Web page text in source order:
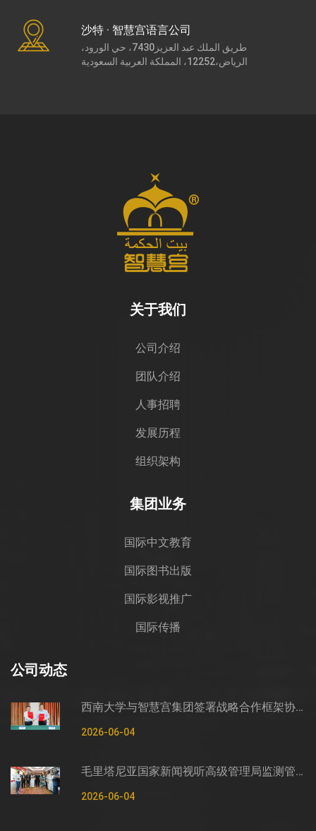
沙特 · 智慧宫语言公司
طريق الملك عبد العزيز7430، حي الورود،
الرياض،12252، المملكة العربية السعودية
关于我们
公司介绍
团队介绍
人事招聘
发展历程
组织架构
集团业务
国际中文教育
国际图书出版
国际影视推广
国际传播
公司动态
西南大学与智慧宫集团签署战略合作框架协议
2026-06-04
毛里塔尼亚国家新闻视听高级管理局监测管控司司长穆罕默德·哈桑·埃萨利姆一行莅临智慧宫调研
2026-06-04